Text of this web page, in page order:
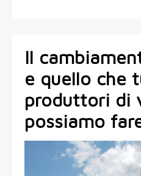
Il
e quello che
produttori di
possiamo